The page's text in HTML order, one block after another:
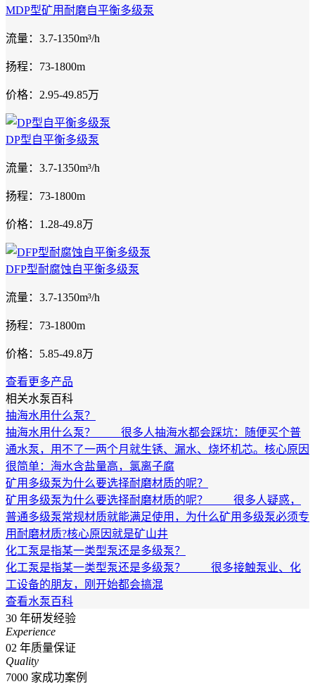
MDP型矿用耐磨自平衡多级泵
流量：3.7-1350m³/h
扬程：73-1800m
价格：2.95-49.85万
DP型自平衡多级泵
流量：3.7-1350m³/h
扬程：73-1800m
价格：1.28-49.8万
DFP型耐腐蚀自平衡多级泵
流量：3.7-1350m³/h
扬程：73-1800m
价格：5.85-49.8万
查看更多产品
相关水泵百科
抽海水用什么泵？
抽海水用什么泵？ 很多人抽海水都会踩坑：随便买个普
通水泵，用不了一两个月就生锈、漏水、烧坏机芯。核心原因
很简单：海水含盐量高，氯离子腐
矿用多级泵为什么要选择耐磨材质的呢？
矿用多级泵为什么要选择耐磨材质的呢？ 很多人疑惑，
普通多级泵常规材质就能满足使用，为什么矿用多级泵必须专
用耐磨材质?核心原因就是矿山井
化工泵是指某一类型泵还是多级泵？
化工泵是指某一类型泵还是多级泵？ 很多接触泵业、化
工设备的朋友，刚开始都会搞混
查看水泵百科
30 年研发经验
Experience
02 年质量保证
Quality
7000 家成功案例